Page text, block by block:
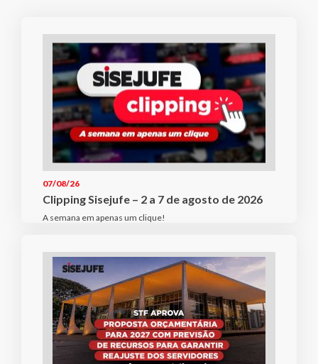
07/08/26
Clipping Sisejufe – 2 a 7 de agosto de 2026
A semana em apenas um clique!